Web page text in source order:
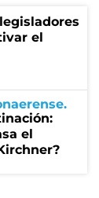
el
el